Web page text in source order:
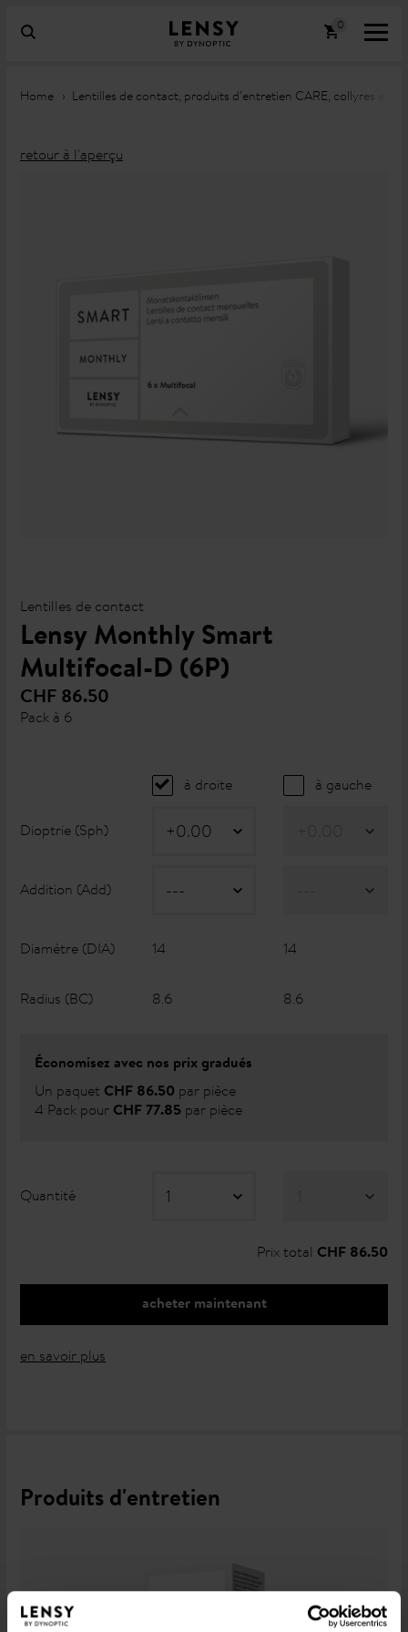
Home Lentilles de contact, produits d’entretien CARE, collyres et
retour à l'aperçu
Lentilles de contact
Lensy Monthly Smart
Multifocal-D (6P)
CHF 86.50
Pack à 6
à droite à gauche
Dioptrie (Sph)
Addition (Add)
Diamètre (DIA) 14 14
Radius (BC) 8.6 8.6
Économisez avec nos prix gradués
Un paquet CHF 86.50 par pièce
4 Pack pour CHF 77.85 par pièce
Quantité
Prix total CHF 86.50
acheter maintenant
en savoir plus
Produits d'entretien